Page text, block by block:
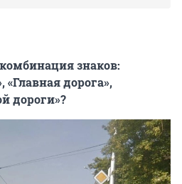
знаков:
«Главная дорога»,
дороги»?